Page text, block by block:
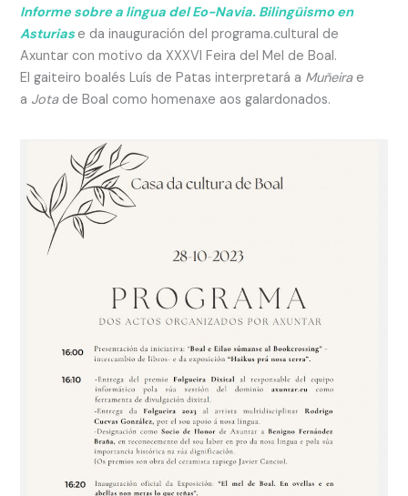
Informe sobre a lingua del Eo-Navia. Bilingüismo en
Asturias e da inauguración del programa.cultural de
Axuntar con motivo da XXXVI Feira del Mel de Boal.
El gaiteiro boalés Luís de Patas interpretará a Muñeirae
a Jotade Boal como homenaxe aos galardonados.